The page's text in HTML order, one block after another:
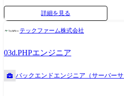
nginx, Apache 開発環境: Windsurf, Rancher
AIツール 開発に使っている主なツール ●利用技術: ・Web: Vue.js, React.js,
HTML5, CSS など ・サーバサイド: Spring
インフラ: AWS, Azure など ・スマートフ
など ●言語: ・Java, PHP, Swift, Kotlin, Typescript, Javascript を主に利用し
ています 弊社で開発したシステムの構成例: ・コンシューマ向け会員シ
ステム: Vue.js(Web/Front) +
常にサービスを拡張するための開発案件
の要件定義～リリースに携われます。 使
らいますので安心して下さい。 どのようなメンバーがいるか 30代のメン
バーが多いチームです。WEBエンジニア
のカバー範囲が広いメンバーがいるため
詳細を見る
テックファーム株式会社
03d.PHPエンジニア
バックエンドエンジニア（サーバーサ